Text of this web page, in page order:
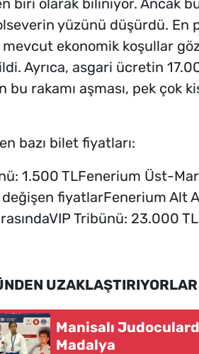
biri olarak biliniyor. Ancak
yüzünü düşürdü. En
ekonomik koşullar göz
Ayrıca, asgari ücretin
bu rakamı aşması, pek çok
bazı bilet fiyatları:
1.500 TLFenerium Üst-
değişen fiyatlarFenerium Alt
Tribünü: 23.000
UZAKLAŞTIRIYORLAR
Manisalı
Madalya